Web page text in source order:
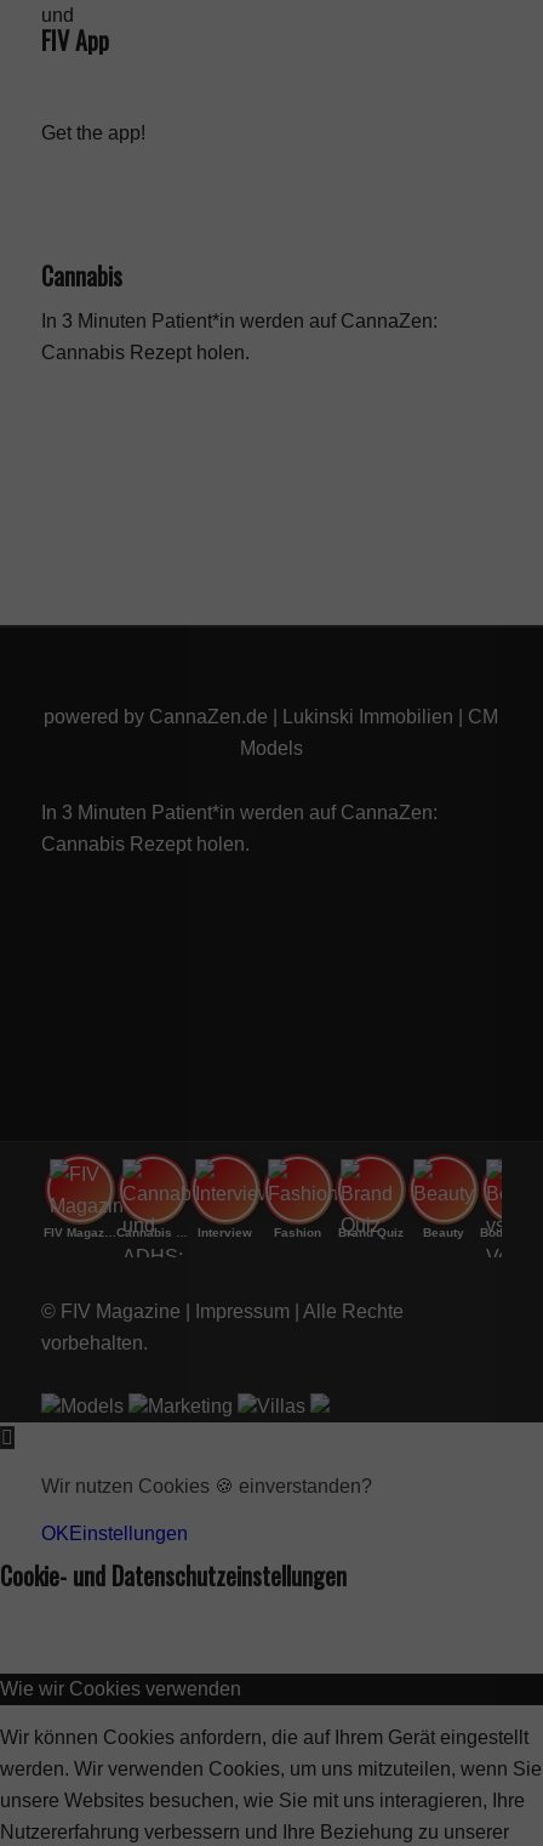
FIV App
Get the app!
Cannabis
In 3 Minuten Patient*in werden auf CannaZen:
Cannabis Rezeptholen.
powered by CannaZen.de Lukinski Immobilien
CM
Models
In 3 Minuten Patient*in werden auf CannaZen:
Cannabis Rezeptholen.
FIV Magazine Interview Fashion Brand Quiz Beauty
© FIV Magazine | Impressum | Alle Rechte
vorbehalten.
Models Marketing Villas
Wir nutzen Cookies 🍪 einverstanden?
OK Einstellungen
Cookie- und Datenschutzeinstellungen
Wie wir Cookies verwenden
Wir können Cookies anfordern, die auf Ihrem Gerät eingestellt
werden. Wir verwenden Cookies, um uns mitzuteilen, wenn Sie
unsere Websites besuchen, wie Sie mit uns interagieren, Ihre
Nutzererfahrung verbessern und Ihre Beziehung zu unserer